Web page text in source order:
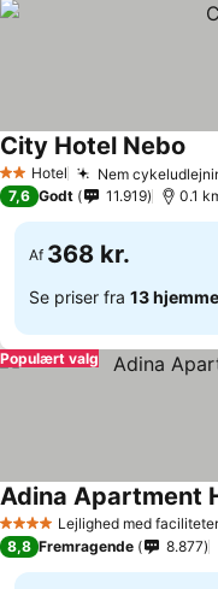
2 Stjerner
Hotel Nem
City Hotel Nebo
7,6 Godt 11.919 0.1
Af 368 kr.
Se priser fra 13
Populært valg
4 StjernerLejlighed med faciliteter
Adina Apartment
8,8 Fremragende 8.877